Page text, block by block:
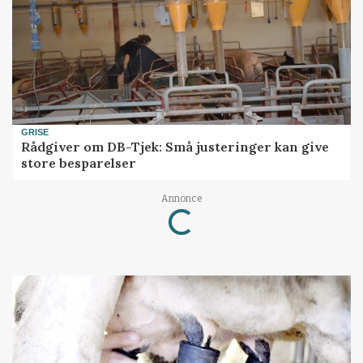
GRISE
Rådgiver om DB-Tjek: Små justeringer kan give
store besparelser
Annonce
Loading...